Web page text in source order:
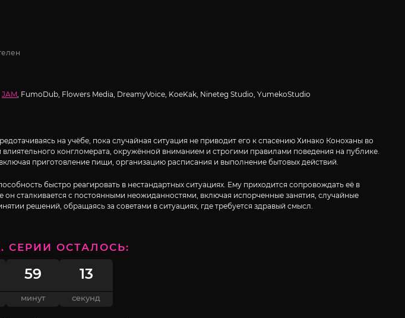
JAM, FumoDub, Flowers Media, DreamyVoice, KoeKak, Nineteg Studio, YumekoStudio
на учёбе, пока случайная ситуация не приводит его к спасению Хинако Коноханы во
конгломерата, окружённой вниманием и строгими правилами поведения на публике.
приготовление пищи, организацию расписания и выполнение бытовых действий.
быстро реагировать в нестандартных ситуациях. Ему приходится сопровождать её в
сталкивается с постоянными неожиданностями, включая испорченные занятия, случайные
решений, обращаясь за советами в ситуациях, где требуется здравый смысл.
СЕРИИ ОСТАЛОСЬ:
59
минут
12
секунд